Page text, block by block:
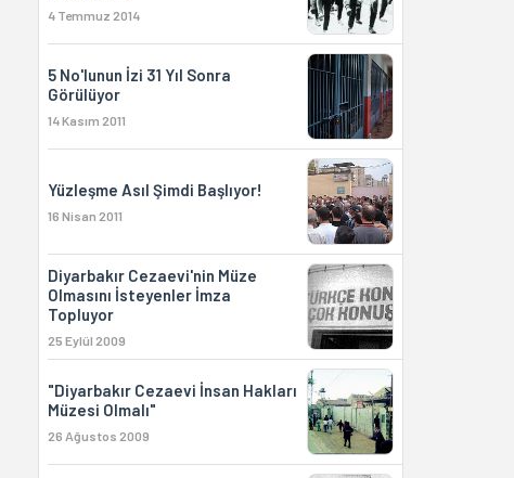
4 Temmuz 2014
5 No'lunun İzi 31 Yıl Sonra
Görülüyor
14 Kasım 2011
Yüzleşme Asıl Şimdi Başlıyor!
16 Nisan 2011
Diyarbakır Cezaevi'nin Müze
Olmasını İsteyenler İmza
Topluyor
25 Eylül 2009
"Diyarbakır Cezaevi İnsan Hakları
Müzesi Olmalı"
26 Ağustos 2009